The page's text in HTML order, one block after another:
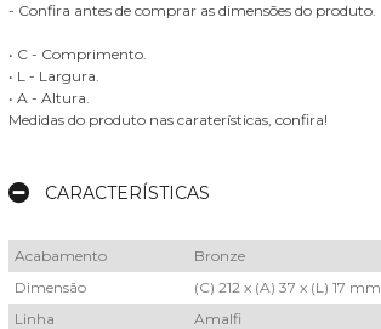
- Confira antes de comprar as dimensões do produto.
• C - Comprimento.
• L - Largura.
• A - Altura.
Medidas do produto nas caraterísticas, confira!​
CARACTERÍSTICAS
Acabamento
Bronze
Dimensão
(C) 212 x (A) 37 x (L) 17 mm
Linha
Amalfi